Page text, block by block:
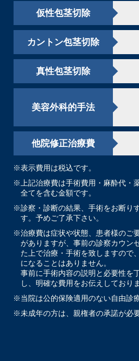
仮性包茎切除
カントン包茎切除
真性包茎切除
美容外科的手法
他院修正治療費
※表示費用は税込です。
※上記治療費は手術費用・麻酔代・
全てを含む金額です。
※診察・診断の結果、手術をお断り
す。予めご了承下さい。
※治療費は症状や状態、患者様のご
がありますが、事前の診察カウン
た上で治療・手術を致しますので
になることはありません。
事前に手術内容の説明と必要性を
し、明確な費用をお伝えしており
※当院は公的保険適用のない自由診療
※未成年の方は、親権者の承諾が必要